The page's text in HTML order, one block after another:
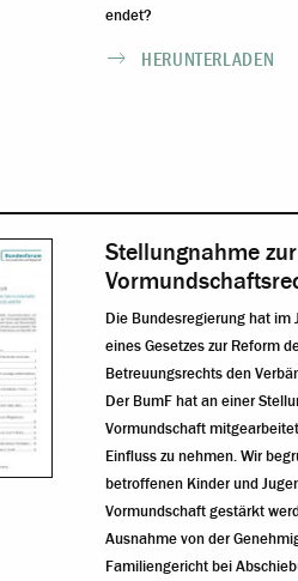
endet?
HERUNTERLADEN
Stellungnahme
Die Bundesregierung hat
eines Gesetzes zur Reform
Betreuungsrechts den
Der BumF hat an einer
Vormundschaft
Einfluss zu nehmen. Wir
betroffenen Kinder und
Vormundschaft gestärkt
Ausnahme von der
Familiengericht bei